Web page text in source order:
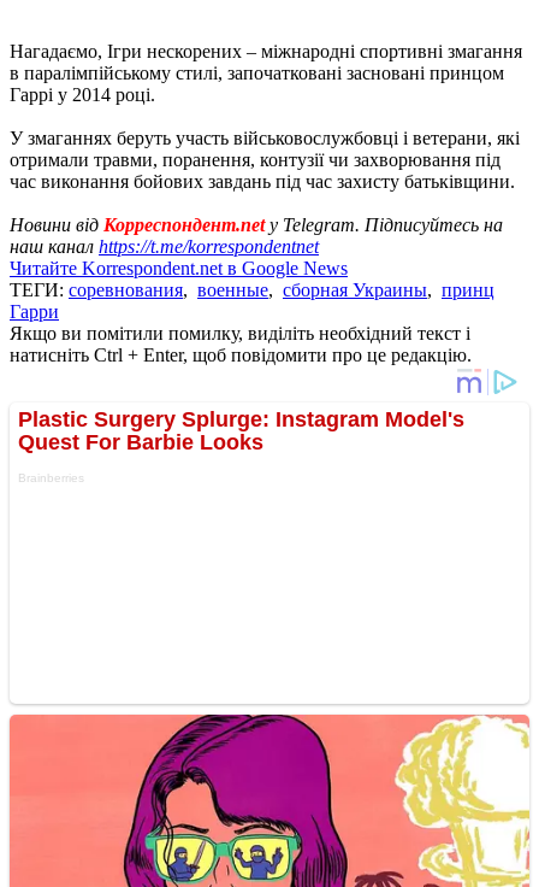
Нагадаємо, Ігри нескорених – міжнародні спортивні змагання
в паралімпійському стилі, започатковані засновані принцом
Гаррі у 2014 році.
У змаганнях беруть участь військовослужбовці і ветерани, які
отримали травми, поранення, контузії чи захворювання під
час виконання бойових завдань під час захисту батьківщини.
Новини від Корреспондент.netу Telegram. Підписуйтесь на
наш канал https://t.me/korrespondentnet
Читайте Korrespondent.net в Google News
ТЕГИ: соревнования, военные, сборная Украины, принц
Гарри
Якщо ви помітили помилку, виділіть необхідний текст і
натисніть Ctrl + Enter, щоб повідомити про це редакцію.